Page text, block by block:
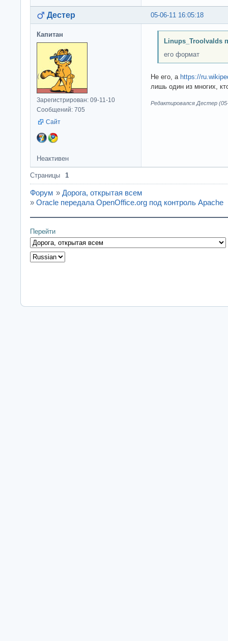
05-06-11 16:05:18
Дестер
Капитан
Зарегистрирован: 09-11-10
Сообщений: 705
Сайт
Linups_Troolvalds
его формат
Не его, а https://
лишь один из многих,
Редактировался Дестер
Неактивен
Страницы 1
Форум » Дорога, открытая всем
» Oracle передала OpenOffice.org под контроль Apache
Перейти